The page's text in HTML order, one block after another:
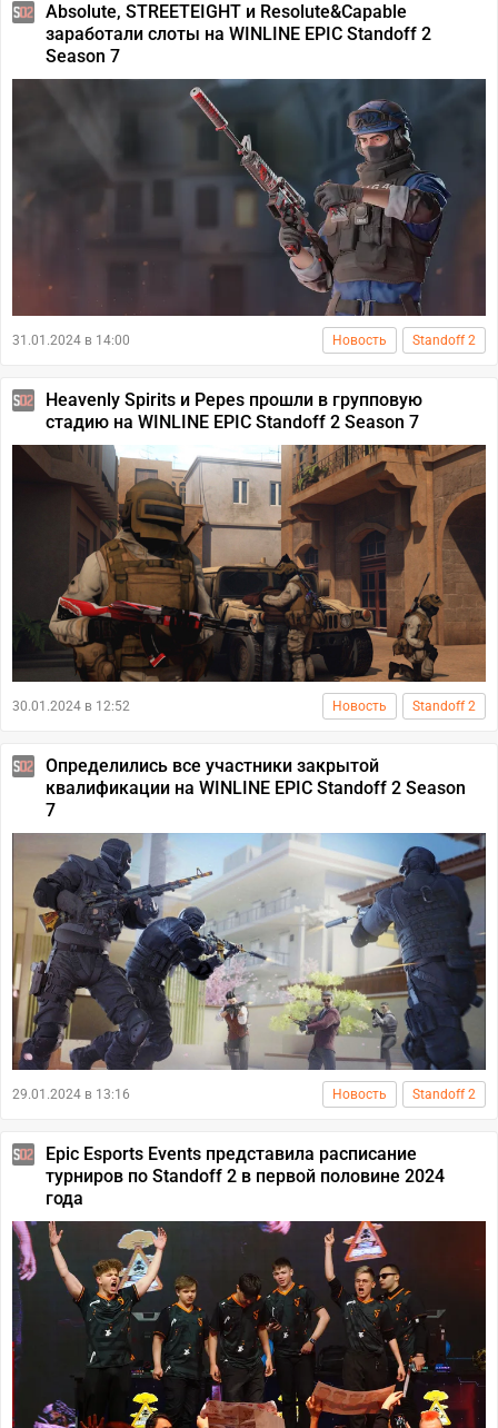
Absolute, STREETEIGHT и Resolute&Capable
заработали слоты на WINLINE EPIC Standoff 2
Season 7
31.01.2024 в 14:00 Новость Standoff 2
Heavenly Spirits и Pepes прошли в групповую
стадию на WINLINE EPIC Standoff 2 Season 7
30.01.2024 в 12:52 Новость Standoff 2
Определились все участники закрытой
квалификации на WINLINE EPIC Standoff 2 Season
7
29.01.2024 в 13:16 Новость Standoff 2
Epic Esports Events представила расписание
турниров по Standoff 2 в первой половине 2024
года